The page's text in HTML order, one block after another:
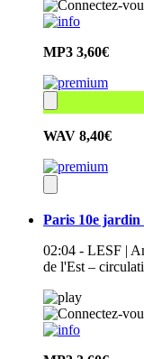
MP3 3,60€
WAV 8,40€
Paris 10e
02:04 - LESF |
de l'Est –